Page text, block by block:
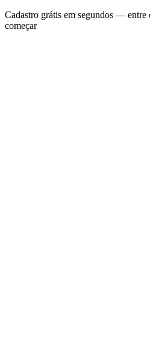
Cadastro grátis em segundos — entre
começar